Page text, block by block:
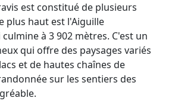
est constitué de plusieurs
plus haut est l'Aiguille
à 3 902 mètres. C'est un
qui offre des paysages variés
et de hautes chaînes de
sur les sentiers des